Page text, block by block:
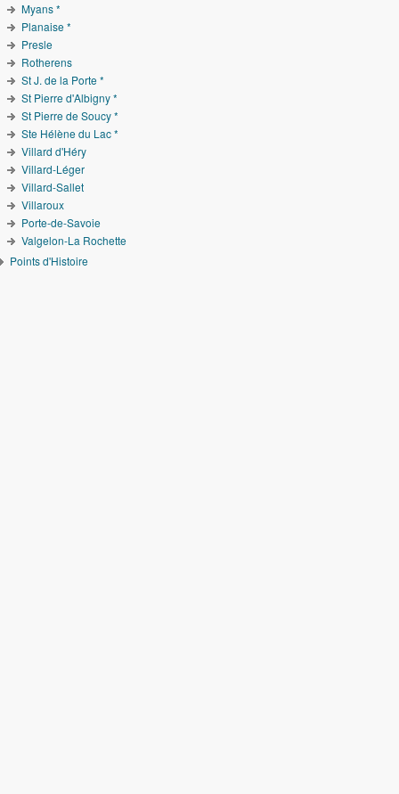
Myans *
Planaise *
Presle
Rotherens
St J. de la Porte *
St Pierre d'Albigny *
St Pierre de Soucy *
Ste Hélène du Lac *
Villard d'Héry
Villard-Léger
Villard-Sallet
Villaroux
Porte-de-Savoie
Valgelon-La Rochette
Points d'Histoire